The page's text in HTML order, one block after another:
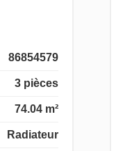
86854579
3 pièces
74.04 m²
Radiateur